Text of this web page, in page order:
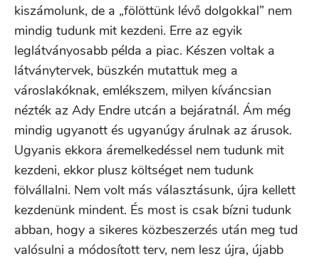
kiszámolunk, de a „fölöttünk lévő dolgokkal” nem
mindig tudunk mit kezdeni. Erre az egyik
leglátványosabb példa a piac. Készen voltak a
látványtervek, büszkén mutattuk meg a
városlakóknak, emlékszem, milyen kíváncsian
nézték az Ady Endre utcán a bejáratnál. Ám még
mindig ugyanott és ugyanúgy árulnak az árusok.
Ugyanis ekkora áremelkedéssel nem tudunk mit
kezdeni, ekkor plusz költséget nem tudunk
fölvállalni. Nem volt más választásunk, újra kellett
kezdenünk mindent. És most is csak bízni tudunk
abban, hogy a sikeres közbeszerzés után meg tud
valósulni a módosított terv, nem lesz újra, újabb